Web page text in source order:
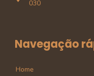
030
Navegação
Home